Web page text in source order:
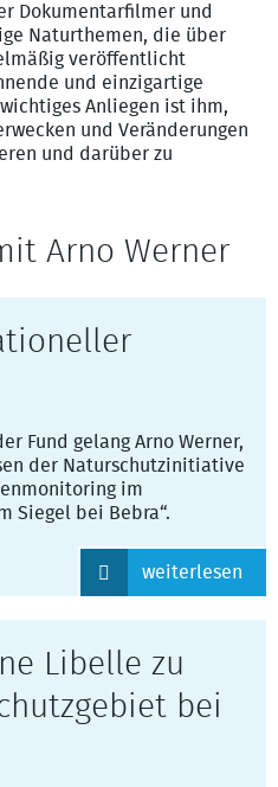
Dokumentarfilmer und
Naturthemen, die über
veröffentlicht
und einzigartige
Anliegen ist ihm,
und Veränderungen
und darüber zu
Arno Werner
Fund gelang Arno Werner,
der Naturschutzinitiative
im
Siegel bei Bebra“.
weiterlesen
Libelle zu
bei